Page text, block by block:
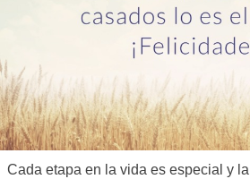
Cada etapa en la vida es especial y